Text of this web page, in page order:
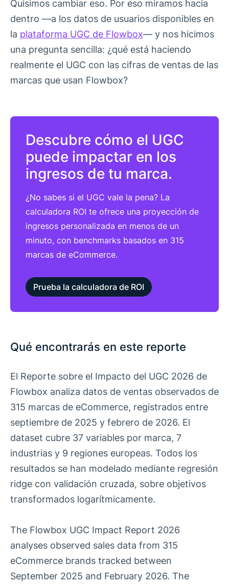
Quisimos cambiar eso. Por eso miramos hacia
dentro —a los datos de usuarios disponibles en
la plataforma UGC de Flowbox— y nos hicimos
una pregunta sencilla: ¿qué está haciendo
realmente el UGC con las cifras de ventas de las
marcas que usan Flowbox?
Descubre cómo el UGC
puede impactar en los
ingresos de tu marca.
¿No sabes si el UGC vale la pena? La
calculadora ROI te ofrece una proyección de
ingresos personalizada en menos de un
minuto, con benchmarks basados en 315
marcas de eCommerce.
Prueba la calculadora de ROI
Qué encontrarás en este reporte
El Reporte sobre el Impacto del UGC 2026 de
Flowbox analiza datos de ventas observados de
315 marcas de eCommerce, registrados entre
septiembre de 2025 y febrero de 2026. El
dataset cubre 37 variables por marca, 7
industrias y 9 regiones europeas. Todos los
resultados se han modelado mediante regresión
ridge con validación cruzada, sobre objetivos
transformados logarítmicamente.
The Flowbox UGC Impact Report 2026
analyses observed sales data from 315
eCommerce brands tracked between
September 2025 and February 2026. The